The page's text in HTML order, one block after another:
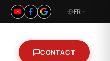
FR
CONTACT